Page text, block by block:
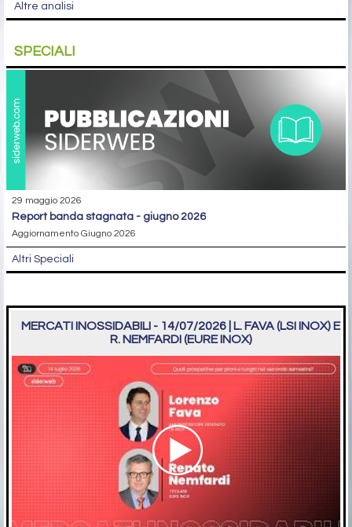
Altre analisi
SPECIALI
29 maggio 2026
report banda stagnata - giugno 2026
Aggiornamento Giugno 2026
Altri Speciali
MERCATI INOSSIDABILI - 14/07/2026 | L. FAVA (LSI INOX) E
R. NEMFARDI (EURE INOX)